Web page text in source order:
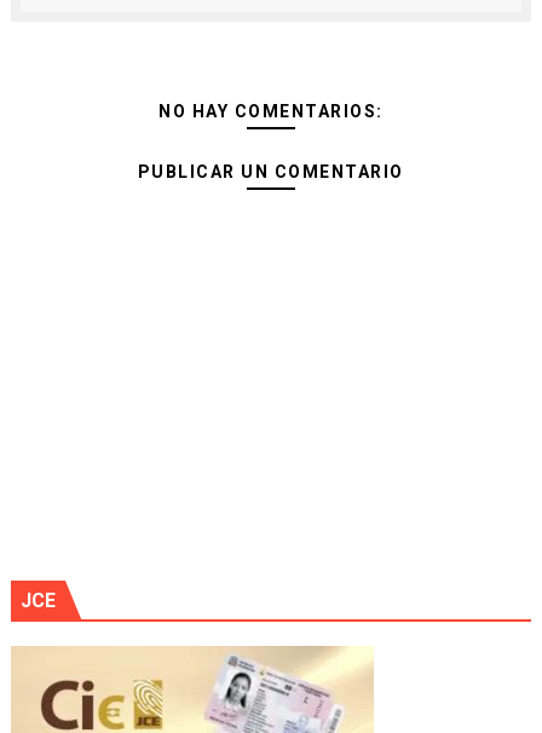
NO HAY COMENTARIOS:
PUBLICAR UN COMENTARIO
JCE